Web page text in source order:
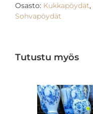
Osasto: Kukkapöydät,
Sohvapöydät
Tutustu myös